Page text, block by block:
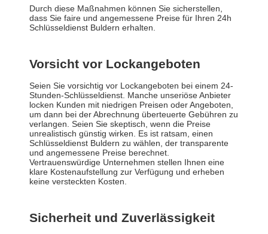
Durch diese Maßnahmen können Sie sicherstellen,
dass Sie faire und angemessene Preise für Ihren 24h
Schlüsseldienst Buldern erhalten.
Vorsicht vor Lockangeboten
Seien Sie vorsichtig vor Lockangeboten bei einem 24-
Stunden-Schlüsseldienst. Manche unseriöse Anbieter
locken Kunden mit niedrigen Preisen oder Angeboten,
um dann bei der Abrechnung überteuerte Gebühren zu
verlangen. Seien Sie skeptisch, wenn die Preise
unrealistisch günstig wirken. Es ist ratsam, einen
Schlüsseldienst Buldern zu wählen, der transparente
und angemessene Preise berechnet.
Vertrauenswürdige Unternehmen stellen Ihnen eine
klare Kostenaufstellung zur Verfügung und erheben
keine versteckten Kosten.
Sicherheit und Zuverlässigkeit